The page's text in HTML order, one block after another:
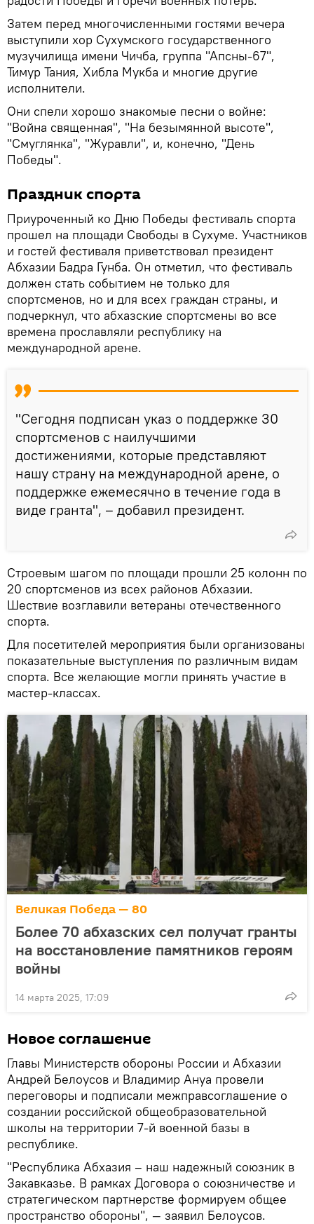
Затем перед многочисленными гостями вечера
выступили хор Сухумского государственного
музучилища имени Чичба, группа "Апсны-67",
Тимур Тания, Хибла Мукба и многие другие
исполнители.
Они спели хорошо знакомые песни о войне:
"Война священная", "На безымянной высоте",
"Смуглянка", "Журавли", и, конечно, "День
Победы".
Праздник спорта
Приуроченный ко Дню Победы фестиваль спорта
прошел на площади Свободы в Сухуме. Участников
и гостей фестиваля приветствовал президент
Абхазии Бадра Гунба. Он отметил, что фестиваль
должен стать событием не только для
спортсменов, но и для всех граждан страны, и
подчеркнул, что абхазские спортсмены во все
времена прославляли республику на
международной арене.
"Сегодня подписан указ о поддержке 30
спортсменов с наилучшими
достижениями, которые представляют
нашу страну на международной арене, о
поддержке ежемесячно в течение года в
виде гранта", – добавил президент.
Строевым шагом по площади прошли 25 колонн по
20 спортсменов из всех районов Абхазии.
Шествие возглавили ветераны отечественного
спорта.
Для посетителей мероприятия были организованы
показательные выступления по различным видам
спорта. Все желающие могли принять участие в
мастер-классах.
Великая Победа — 80
Более 70 абхазских сел получат гранты
на восстановление памятников героям
войны
14 марта 2025, 17:09
Новое соглашение
Главы Министерств обороны России и Абхазии
Андрей Белоусов и Владимир Ануа провели
переговоры и подписали межправсоглашение о
создании российской общеобразовательной
школы на территории 7-й военной базы в
республике.
"Республика Абхазия – наш надежный союзник в
Закавказье. В рамках Договора о союзничестве и
стратегическом партнерстве формируем общее
пространство обороны", — заявил Белоусов.